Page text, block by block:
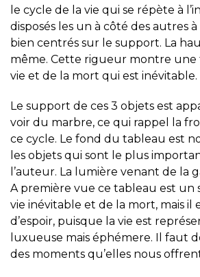
le cycle de la vie qui se répète à
disposés les un à côté des autres
bien centrés sur le support. La
même. Cette rigueur montre une
vie et de la mort qui est inévitable.
Le support de ces 3 objets est
voir du marbre, ce qui rappel la
ce cycle. Le fond du tableau est
les objets qui sont le plus
l’auteur. La lumière venant de la
A première vue ce tableau est un
vie inévitable et de la mort, mais il
d’espoir, puisque la vie est
luxueuse mais éphémere. Il faut
des moments qu’elles nous